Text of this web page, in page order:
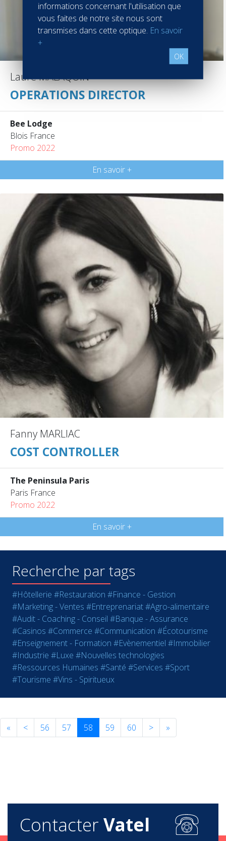
Laure MALAQUIN
OPERATIONS DIRECTOR
Bee Lodge
Blois France
Promo 2022
En savoir +
Fanny MARLIAC
COST CONTROLLER
The Peninsula Paris
Paris France
Promo 2022
En savoir +
Recherche par tags
#Hôtellerie #Restauration #Finance - Gestion
#Marketing - Ventes #Entreprenariat#Agro-alimentaire
#Audit - Coaching - Conseil #Banque - Assurance
#Casinos #Commerce #Communication #Écotourisme
#Enseignement - Formation #Evènementiel #Immobilier
#Industrie #Luxe #Nouvelles technologies
#Ressources Humaines #Santé #Services #Sport
#Tourisme #Vins - Spiritueux
« < 56 57 58 59 60 > »
Contacter Vatel
informations concernant l'utilisation que
vous faites de notre site nous sont
transmises dans cette optique. En savoir
+
OK